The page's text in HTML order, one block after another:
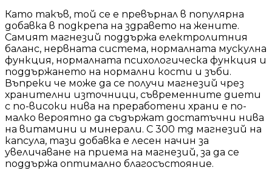
Като такъв, той се е превърнал в популярна
добавка в подкрепа на здравето на жените.
Самият магнезий поддържа електролитния
баланс, нервната система, нормалната мускулна
функция, нормалната психологическа функция и
поддържането на нормални кости и зъби.
Въпреки че може да се получи магнезий чрез
хранителни източници, съвременните диети
с по-високи нива на преработени храни е по-
малко вероятно да съдържат достатъчни нива
на витамини и минерали. С 300 mg магнезий на
капсула, тази добавка е лесен начин за
увеличаване на приема на магнезий, за да се
поддържа оптимално благосъстояние.